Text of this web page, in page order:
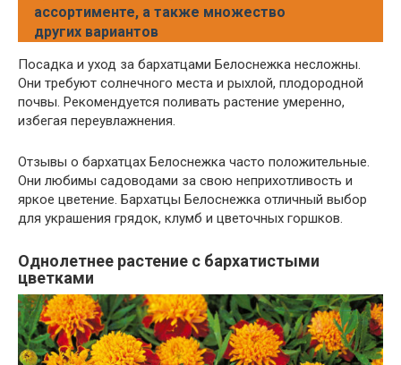
ассортименте, а также множество
других вариантов
Посадка и уход за бархатцами Белоснежка несложны.
Они требуют солнечного места и рыхлой, плодородной
почвы. Рекомендуется поливать растение умеренно,
избегая переувлажнения.
Отзывы о бархатцах Белоснежка часто положительные.
Они любимы садоводами за свою неприхотливость и
яркое цветение. Бархатцы Белоснежка отличный выбор
для украшения грядок, клумб и цветочных горшков.
Однолетнее растение с бархатистыми
цветками